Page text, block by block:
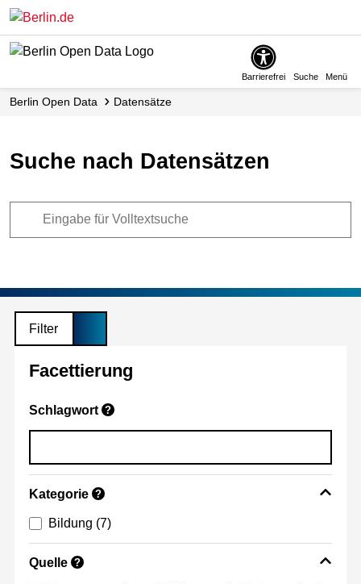
Skip
main
Barrierefrei Suche Menü
Berlin Open Data Datensätze
Suche nach Datensätzen
Filter
Facettierung
Schlagwort ?
Kategorie ?
Bildung (7)
Quelle ?